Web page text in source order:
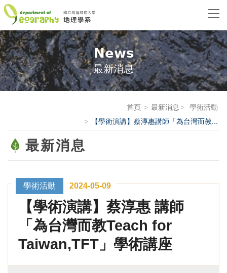
News
最新消息
首頁 最新消息
學術活動
【學術演講】蔡淳惠講師「為台灣而教...
最新消息
學術活動 2024-05-09
【學術演講】蔡淳惠 講師
「為台灣而教Teach for
Taiwan,TFT」學術講座